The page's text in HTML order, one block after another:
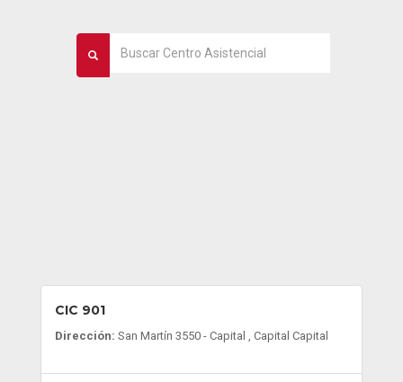
CIC 901
Dirección: San Martín 3550 - Capital , Capital Capital